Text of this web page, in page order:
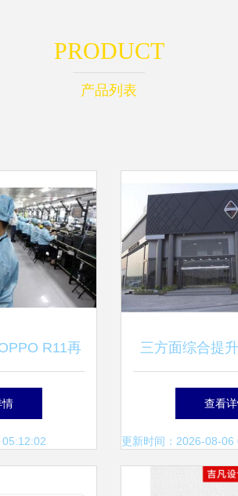
PRODUCT
产品列表
R11再
开发与用户
结合
情
三方面综合提
量逆势
查看
更新时间：2026-08-06